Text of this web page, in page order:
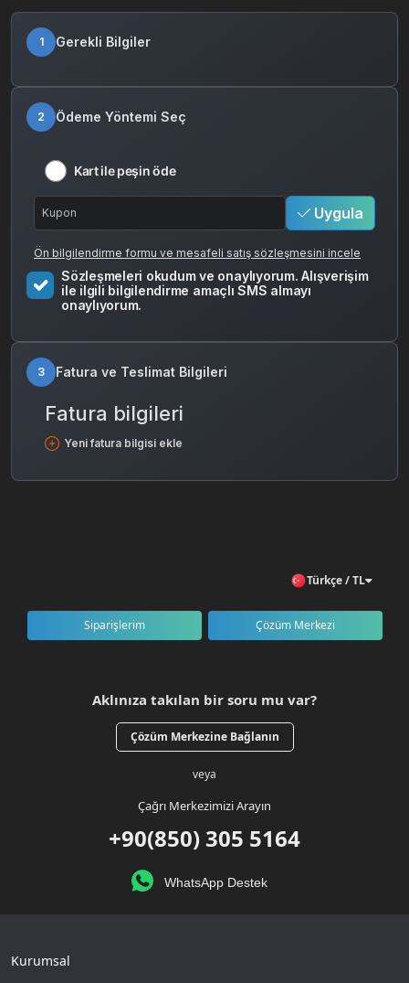
1 Gerekli Bilgiler
2 Ödeme Yöntemi Seç
Kart ile peşin öde
Uygula
Ön bilgilendirme formu ve mesafeli satış sözleşmesini incele
Sözleşmeleri okudum ve onaylıyorum. Alışverişim
ile ilgili bilgilendirme amaçlı SMS almayı
onaylıyorum.
3 Fatura ve Teslimat Bilgileri
Fatura bilgileri
Yeni fatura bilgisi ekle
Türkçe / TL
Siparişlerim Çözüm Merkezi
Aklınıza takılan bir soru mu var?
Çözüm Merkezine Bağlanın
veya
Çağrı Merkezimizi Arayın
+90(850) 305 5164
WhatsApp Destek
Kurumsal